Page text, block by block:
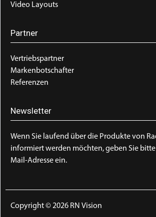
Video Layouts
Partner
Vertriebspartner
Markenbotschafter
Referenzen
Newsletter
Wenn Sie laufend über die Produkte von
informiert werden möchten, geben Sie
Mail-Adresse ein.
Copyright © 2026 RN Vision